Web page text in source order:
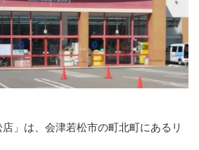
店」は、会津若松市の町北町にあるリ